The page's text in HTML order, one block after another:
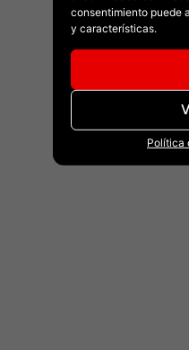
consentimiento puede
y características.
Política